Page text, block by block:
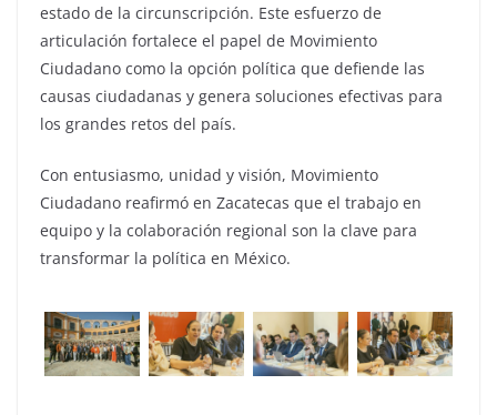
estado de la circunscripción. Este esfuerzo de
articulación fortalece el papel de Movimiento
Ciudadano como la opción política que defiende las
causas ciudadanas y genera soluciones efectivas para
los grandes retos del país.
Con entusiasmo, unidad y visión, Movimiento
Ciudadano reafirmó en Zacatecas que el trabajo en
equipo y la colaboración regional son la clave para
transformar la política en México.